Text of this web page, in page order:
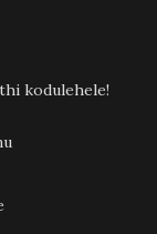
kodulehele!